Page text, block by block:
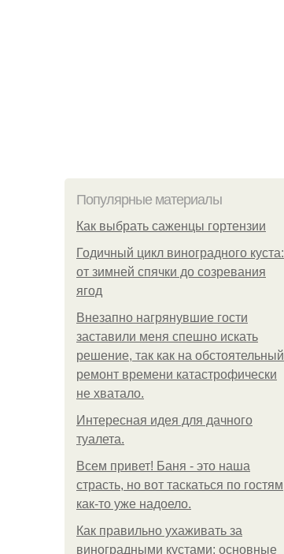
Популярные материалы
Как выбрать саженцы гортензии
Годичный цикл виноградного куста:
от зимней спячки до созревания
ягод
Внезапно нагрянувшие гости
заставили меня спешно искать
решение, так как на обстоятельный
ремонт времени катастрофически
не хватало.
Интересная идея для дачного
туалета.
Всем привет! Баня - это наша
страсть, но вот таскаться по гостям
как-то уже надоело.
Как правильно ухаживать за
виноградными кустами: основные